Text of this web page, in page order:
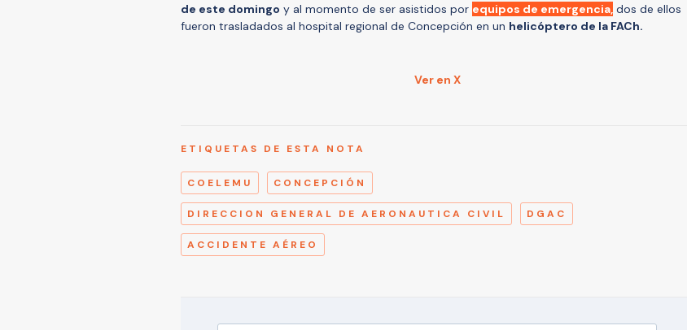
de este domingo y al momento de ser asistidos por equipos de emergencia, dos de ellos
fueron trasladados al hospital regional de Concepción en un helicóptero de la FACh.
Ver en X
ETIQUETAS DE ESTA NOTA
COELEMU CONCEPCIÓN
DIRECCION GENERAL DE AERONAUTICA CIVIL DGAC
ACCIDENTE AÉREO